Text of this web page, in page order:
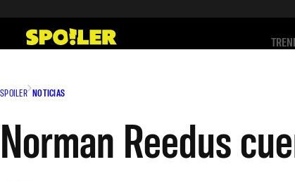
contenido
SPOILER NOTICIAS
Norman Reedus